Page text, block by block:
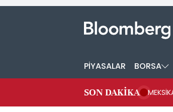
PİYASALAR BORSA
SON DAKİKA